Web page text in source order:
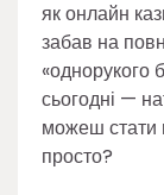
як онлайн
забав на
«однорукого
сьогодні —
можеш стати
просто?